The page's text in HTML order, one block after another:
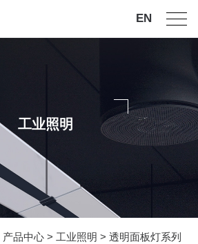
EN
工业照明
产品中心> 工业照明 > 透明面板灯系列